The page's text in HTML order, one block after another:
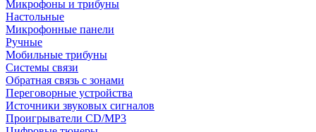
Микрофоны и трибуны
Настольные
Микрофонные панели
Ручные
Мобильные трибуны
Системы связи
Обратная связь с зонами
Переговорные устройства
Источники звуковых сигналов
Проигрыватели CD/MP3